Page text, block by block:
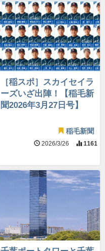
［稲スポ］スカイセイラ
ーズいざ出陣！【稲毛新
聞2026年3月27日号】
稲毛新聞
2026/3/26 1161